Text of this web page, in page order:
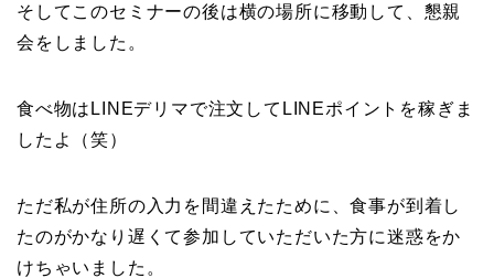
そしてこのセミナーの後は横の場所に移動して、懇親
会をしました。
食べ物はLINEデリマで注文してLINEポイントを稼ぎま
したよ（笑）
ただ私が住所の入力を間違えたために、食事が到着し
たのがかなり遅くて参加していただいた方に迷惑をか
けちゃいました。